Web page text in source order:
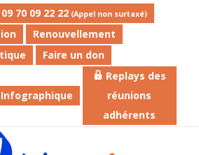
70 09 22 22 (Appel non surtaxé)
Renouvellement
Faire un don
Infographique
Replays des
réunions
adhérents